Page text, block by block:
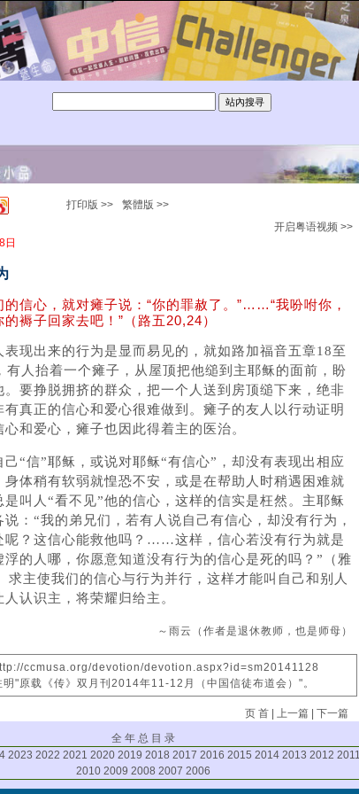
打印版 >>
繁體版 >>
开启粤语视频 >>
日
的信心，就对瘫子说：“你的罪赦了。”……“我吩咐你，
的褥子回家去吧！”（路五20,24）
表现出来的行为是显而易见的，就如路加福音五章18至
有人抬着一个瘫子，从屋顶把他缒到主耶稣的面前，盼
。要挣脱拥挤的群众，把一个人送到房顶缒下来，绝非
有真正的信心和爱心很难做到。瘫子的友人以行动证明
心和爱心，瘫子也因此得着主的医治。
己“信”耶稣，或说对耶稣“有信心”，却没有表现出相应
身体稍有软弱就惶恐不安，或是在帮助人时稍遇困难就
是叫人“看不见”他的信心，这样的信实是枉然。主耶稣
说：“我的弟兄们，若有人说自己有信心，却没有行为，
呢？这信心能救他吗？……这样，信心若没有行为就是
的人哪，你愿意知道没有行为的信心是死的吗？”（雅
求主使我们的信心与行为并行，这样才能叫自己和别人
认识主，将荣耀归给主。
～雨云（作者是退休教师，也是师母）
ccmusa.org/devotion/devotion.aspx?id=sm20141128
明"原载《传》双月刊2014年11-12月（中国信徒布道会）"。
页 首 | 上一篇 |下一篇
全 年 总 目 录
2023 2022 2021 2020 2019 2018 2017 2016 2015 2014 2013 2012 2011
2010 2009 2008 2007 2006